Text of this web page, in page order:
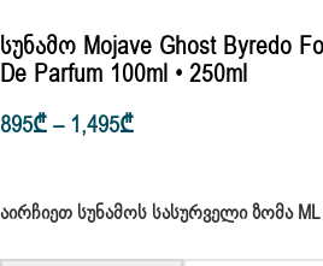
Სუნამო Mojave Ghost Byredo
De Parfum 100ml • 250ml
895₾– 1,495₾
ᲐᲘᲠᲩᲘᲔᲗ ᲡᲣᲜᲐᲛᲝᲡ ᲡᲐᲡᲣᲠᲕᲔᲚᲘ ᲖᲝᲛᲐ ML